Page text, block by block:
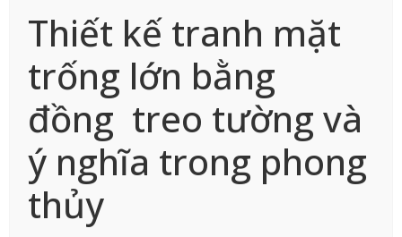
Thiết kế tranh mặt
trống lớn bằng
đồng treo tường và
ý nghĩa trong phong
thủy